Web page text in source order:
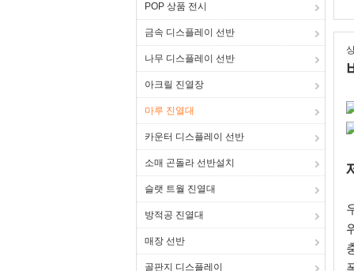
POP 상품 전시
금속 디스플레이 선반
나무 디스플레이 선반
아크릴 진열장
마루 진열대
카운터 디스플레이 선반
소매 곤돌라 선반설치
슬랫 트월 진열대
방적공 진열대
매장 선반
골판지 디스플레이